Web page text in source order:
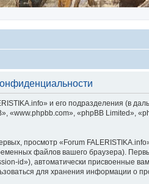
и его подразделения (в
«www.phpbb.com», «phpBB Limited»,
просмотр «Forum
файлов вашего браузера).
id»), автоматически присвоенные
для хранения информации о